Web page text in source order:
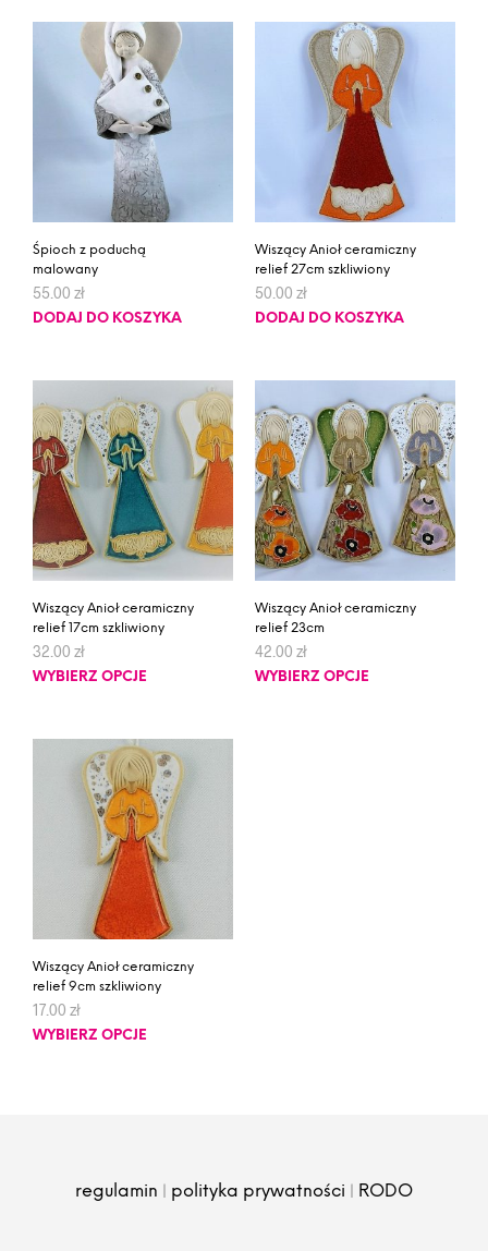
Śpioch z poduchą
malowany
55.00 zł
DODAJ DO KOSZYKA
Wiszący Anioł ceramiczny
relief 27cm szkliwiony
50.00 zł
DODAJ DO KOSZYKA
Wiszący Anioł ceramiczny
relief 17cm szkliwiony
32.00 zł
WYBIERZ OPCJE
Wiszący Anioł ceramiczny
relief 23cm
42.00 zł
WYBIERZ OPCJE
Wiszący Anioł ceramiczny
relief 9cm szkliwiony
17.00 zł
WYBIERZ OPCJE
regulamin | polityka prywatności | RODO